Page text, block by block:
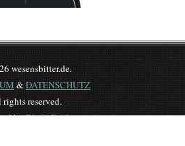
wesensbitter.de.
&DATENSCHUTZ
reserved.
byBlickeDeeler